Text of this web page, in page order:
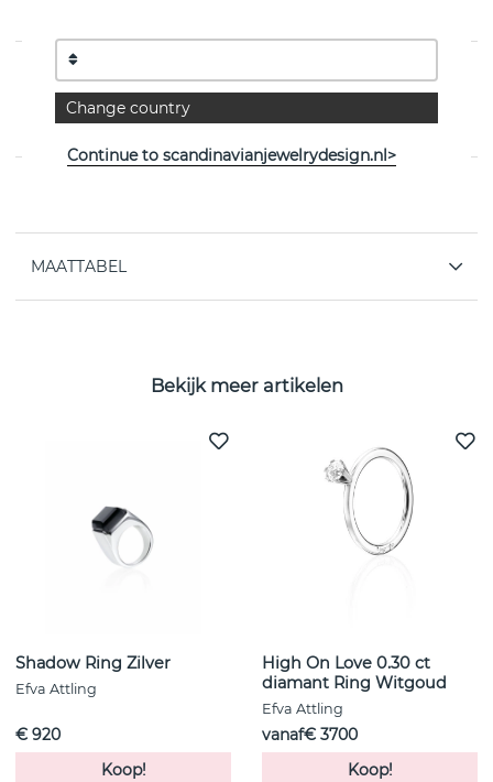
PRODUCTOMSCHRIJVING
You & Me is een 18k witgoud ring van het Zweedse Efva
MAATTABEL
Bekijk meer artikelen
Shadow Ring Zilver
Efva Attling
€ 920
Koop!
High On Love 0.30 ct
diamant Ring Witgoud
Efva Attling
vanaf€ 3700
Koop!
Change country
Continue to scandinavianjewelrydesign.nl>